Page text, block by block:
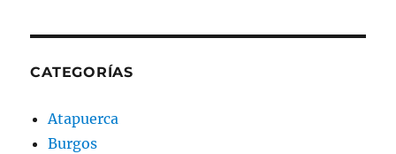
CATEGORÍAS
Atapuerca
Burgos